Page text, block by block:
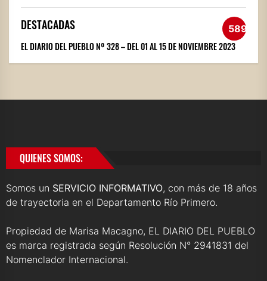
DESTACADAS 589
EL DIARIO DEL PUEBLO Nº 328 – DEL 01 AL 15 DE NOVIEMBRE 2023
QUIENES SOMOS:
Somos un SERVICIO INFORMATIVO, con más de 18 años
de trayectoria en el Departamento Río Primero.
Propiedad de Marisa Macagno, EL DIARIO DEL PUEBLO
es marca registrada según Resolución N° 2941831 del
Nomenclador Internacional.